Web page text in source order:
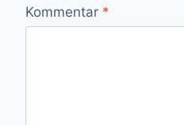
Kommentar *